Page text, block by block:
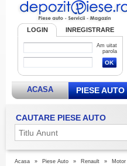
LOGIN INREGISTRARE
Am uitat
parola
ACASA PIESE AUTO
CAUTARE PIESE AUTO
Acasa » Piese Auto » Renault » Motor